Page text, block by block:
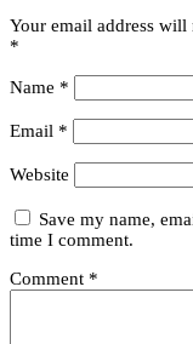
Your email address will
*
Name *
Email *
Website
Save my name,
time I comment.
Comment *